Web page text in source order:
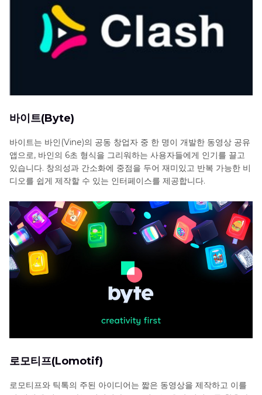
바이트(Byte)
바이트는 바인(Vine)의 공동 창업자 중 한 명이 개발한 동영상 공유
앱으로, 바인의 6초 형식을 그리워하는 사용자들에게 인기를 끌고
있습니다. 창의성과 간소화에 중점을 두어 재미있고 반복 가능한 비
디오를 쉽게 제작할 수 있는 인터페이스를 제공합니다.
로모티프(Lomotif)
로모티프와 틱톡의 주된 아이디어는 짧은 동영상을 제작하고 이를